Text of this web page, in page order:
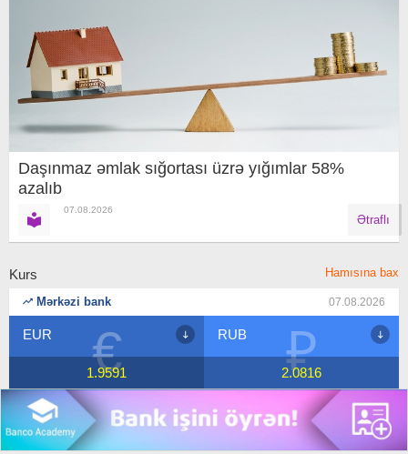
Daşınmaz əmlak sığortası üzrə yığımlar 58%
azalıb
07.08.2026
Ətraflı
Kurs Hamısına bax
Mərkəzi bank 07.08.2026
€
EUR
1.9591 ₽
RUB
2.0816